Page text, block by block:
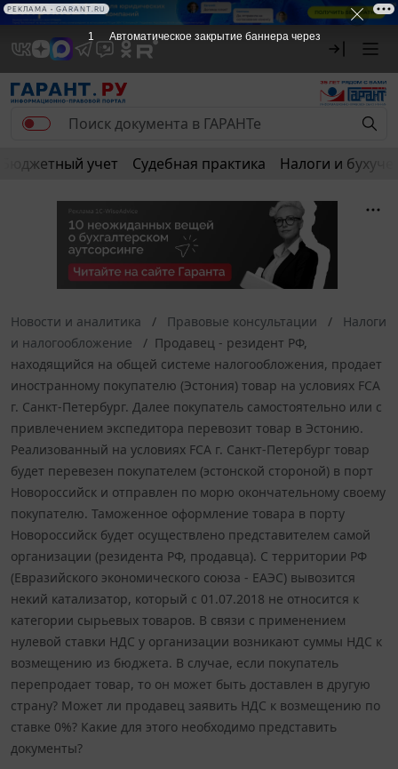
РЕКЛАМА
Бюджетный учет Судебная практика Налоги и
Новости и аналитика Правовые консультации
Налоги
и налогообложение
Продавец - резидент РФ,
находящийся на общей системе налогообложения, продает
иностранному покупателю (Эстония) товар на условиях FCA
г. Санкт-Петербург. Далее покупатель самостоятельно или с
привлечением экспедитора перевозит товар в Эстонию.
Реализованный на условиях FCA г. Санкт-Петербург товар
будет перевезен покупателем (эстонской стороной) в порт
Новороссийск и отправлен по морю окончательному своему
покупателю. Таможенное оформление товара в порту
Новороссийск будет осуществлено представителем самой
организации (резидента РФ, продавца). С территории РФ
(Евразийского экономического союза - ЕАЭС) вывозится
некий катализатор, который с 01.07.2018 не относится к
категории сырьевых товаров. В связи с применением
нулевой ставки НДС у организации возникают суммы НДС к
возмещению из бюджета. В случае, если покупатель
перепродает товар, то он может быть доставлен в другую
страну? Может ли продавец заявить НДС к возмещению по
ставке 0%? Какие для этого необходимо представить
документы?
1 Автоматическое закрытие баннера через
РЕКЛАМА • GARANT.RU